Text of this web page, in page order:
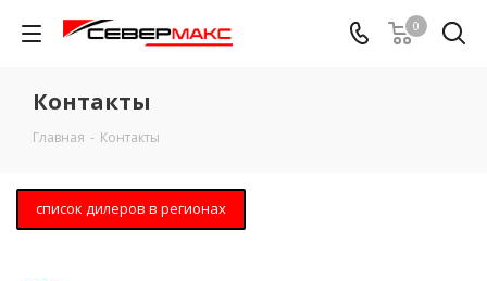
0
Контакты
Главная - Контакты
список дилеров в регионах